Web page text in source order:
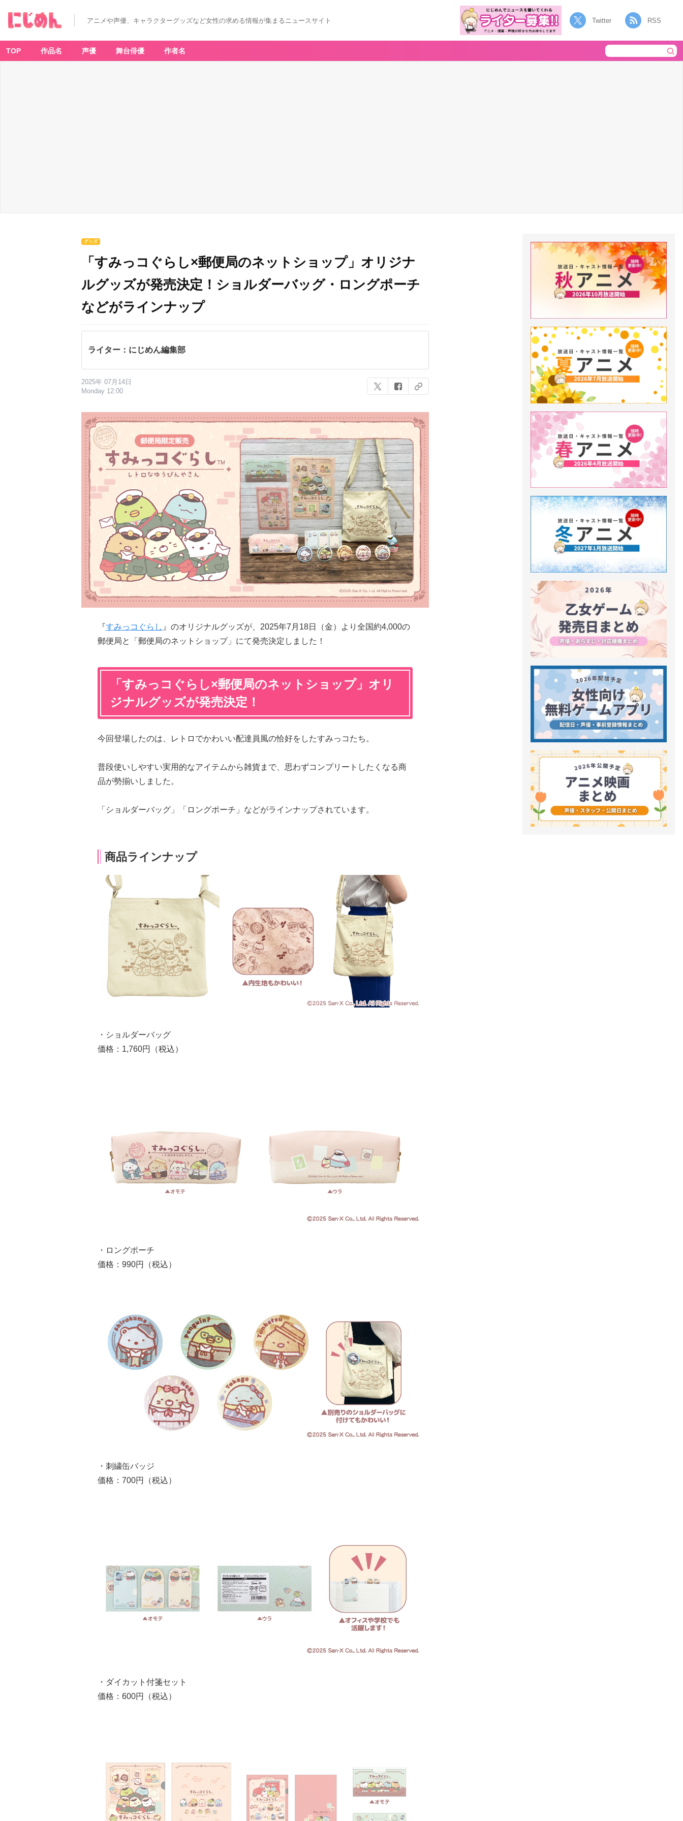
アニメや声優、キャラクターグッズなど女性の求める情報が集まるニュースサイト Twitter RSS
TOP 作品名 声優 舞台俳優 作者名
グッズ
「すみっコぐらし×郵便局のネットショップ」オリジナ
ルグッズが発売決定！ショルダーバッグ・ロングポーチ
などがラインナップ
ライター：にじめん編集部
2025年 07月14日
Monday 12:00
『すみっコぐらし 』のオリジナルグッズが、2025年7月18日（金）より全国約4,000の
郵便局と「郵便局のネットショップ」にて発売決定しました！
「すみっコぐらし×郵便局のネットショップ」オリ
ジナルグッズが発売決定！
今回登場したのは、レトロでかわいい配達員風の恰好をしたすみっコたち。
普段使いしやすい実用的なアイテムから雑貨まで、思わずコンプリートしたくなる商
品が勢揃いしました。
「ショルダーバッグ」「ロングポーチ」などがラインナップされています。
商品ラインナップ
・ショルダーバッグ
価格：1,760円（税込）
・ロングポーチ
価格：990円（税込）
・刺繍缶バッジ
価格：700円（税込）
・ダイカット付箋セット
価格：600円（税込）